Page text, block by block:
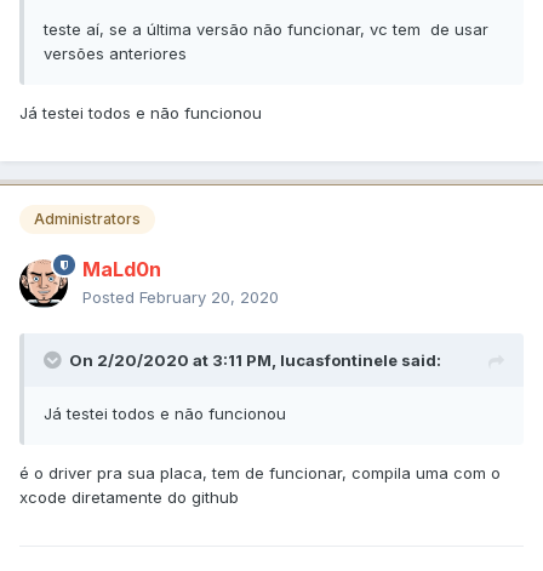
teste aí, se a última versão não funcionar, vc tem de usar
versões anteriores
Já testei todos e não funcionou
Administrators
MaLd0n
Posted February 20, 2020
On 2/20/2020 at 3:11 PM, lucasfontinele said:
Já testei todos e não funcionou
é o driver pra sua placa, tem de funcionar, compila uma com o
xcode diretamente do github